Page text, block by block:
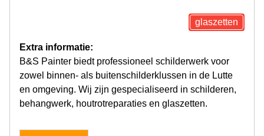
glaszetten
Extra informatie:
B&S Painter biedt professioneel schilderwerk voor
zowel binnen- als buitenschilderklussen in de Lutte
en omgeving. Wij zijn gespecialiseerd in schilderen,
behangwerk, houtrotreparaties en glaszetten.